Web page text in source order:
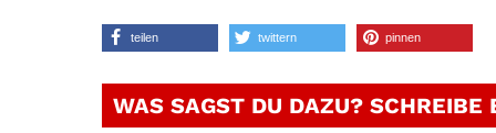
teilen twittern pinnen
WAS SAGST DU DAZU? SCHREIBE